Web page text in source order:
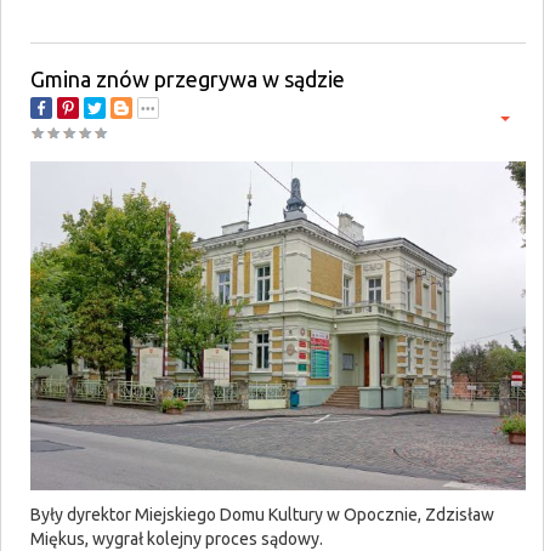
Gmina znów przegrywa w sądzie
Były dyrektor Miejskiego Domu Kultury w Opocznie, Zdzisław
Miękus, wygrał kolejny proces sądowy.